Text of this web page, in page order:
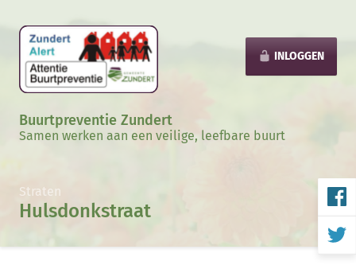
INLOGGEN
Buurtpreventie Zundert
Samen werken aan een veilige, leefbare buurt
Straten
Hulsdonkstraat